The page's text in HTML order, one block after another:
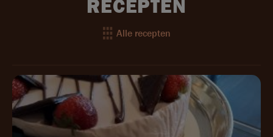
RECEPTEN
Alle recepten